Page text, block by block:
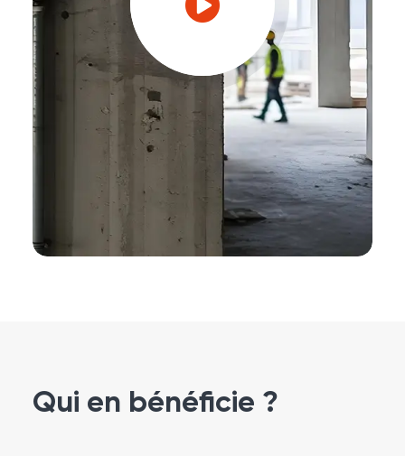
Qui en bénéficie ?